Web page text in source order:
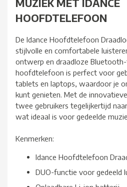
MUZIEK MET IDANCE
HOOFDTELEFOON
De Idance Hoofdtelefoon
stijlvolle en comfortabele
ontwerp en draadloze
hoofdtelefoon is perfect voor
tablets en laptops, waardoor je
kunt genieten. Met de
twee gebruikers tegelijkertijd
wat ideaal is voor gedeelde
Kenmerken:
Idance Hoofdtelefoon
DUO-functie voor gedeeld